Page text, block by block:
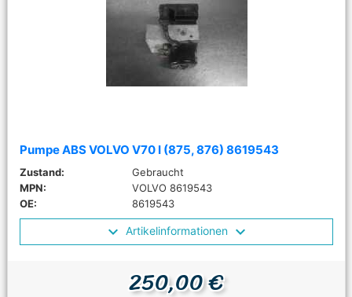
Pumpe ABS VOLVO V70 I (875, 876) 8619543
Zustand:
Gebraucht
MPN:
VOLVO 8619543
OE:
8619543
Artikelinformationen
250,00 €